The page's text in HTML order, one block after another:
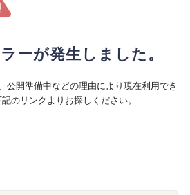
ーが発生しました。
公開準備中などの理由により現在利用でき
のリンクよりお探しください。